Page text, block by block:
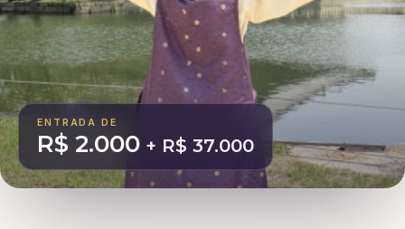
ENTRADA DE
R$ 2.000 + R$ 37.000